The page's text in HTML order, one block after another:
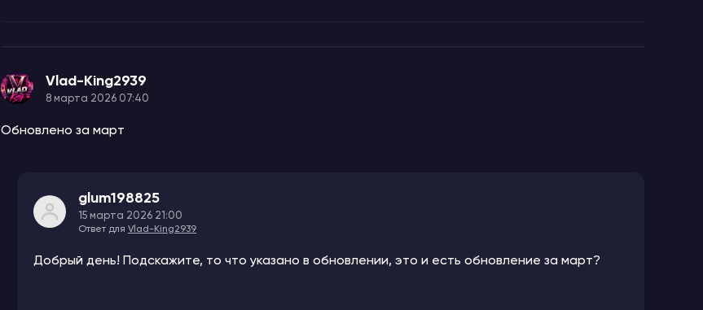
Vlad-King2939
8 марта 2026 07:40
Обновлено за март
glum198825
15 марта 2026 21:00
Ответ для Vlad-King2939
Добрый день! Подскажите, то что указано в обновлении, это и есть обновление за март?